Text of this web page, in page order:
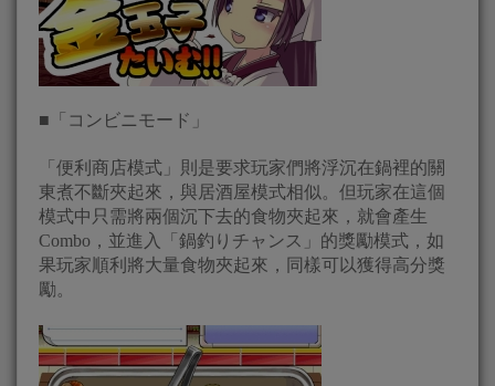
■「コンビニモード」
「便利商店模式」則是要求玩家們將浮沉在鍋裡的關
東煮不斷夾起來，與居酒屋模式相似。但玩家在這個
模式中只需將兩個沉下去的食物夾起來，就會產生
Combo，並進入「鍋釣りチャンス」的獎勵模式，如
果玩家順利將大量食物夾起來，同樣可以獲得高分獎
勵。